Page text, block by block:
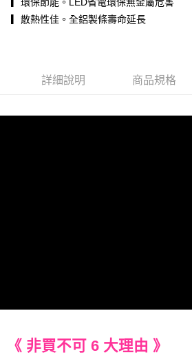
後付繳納相關費用。
※ 交易是否成功請以「AFTEE先享後付 」之結
１．透過由恩沛科技股份有限公司提供之「
２．關於個人資料處理事宜，請瀏覽以下網址：
▎散熱性佳。全鋁製條壽命延長
詳細說明 商品規格
《 非買不可 6 大理由 》